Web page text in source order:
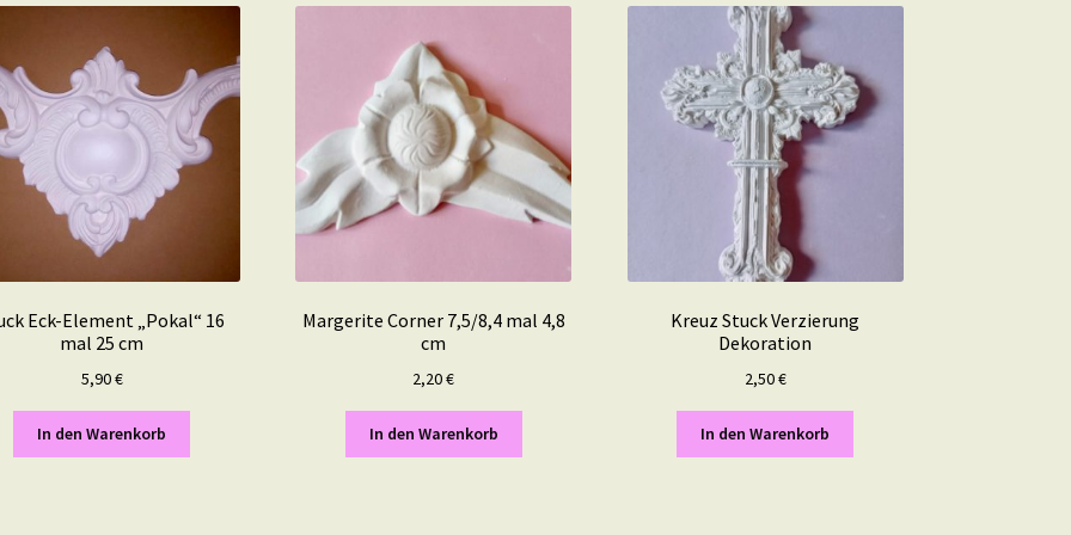
Eck-Element „Pokal“ 16
mal 25 cm
5,90€
In den Warenkorb
Margerite Corner 7,5/8,4 mal 4,8
cm
2,20€
In den Warenkorb
Kreuz Stuck Verzierung
Dekoration
2,50€
In den Warenkorb